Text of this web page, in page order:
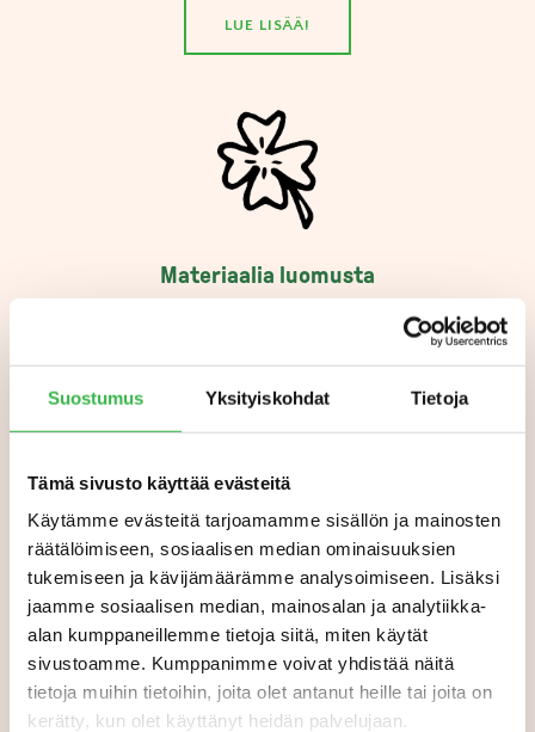
Suostumus Yksityiskohdat Tietoja
Tämä sivusto käyttää evästeitä
Käytämme evästeitä tarjoamamme sisällön ja mainosten
räätälöimiseen, sosiaalisen median ominaisuuksien
tukemiseen ja kävijämäärämme analysoimiseen. Lisäksi
jaamme sosiaalisen median, mainosalan ja analytiikka-
alan kumppaneillemme tietoja siitä, miten käytät
sivustoamme. Kumppanimme voivat yhdistää näitä
tietoja muihin tietoihin, joita olet antanut heille tai joita on
kerätty, kun olet käyttänyt heidän palvelujaan.
LUE LISÄÄ!
Materiaalia luomusta
Täältä löydät esittelykäyttöön sopivaa materiaalia
luomusta. Mukana muun muassa tuoteryhmäkohtaiset
infograafit luomusta.
Pro Luomun hankkeet